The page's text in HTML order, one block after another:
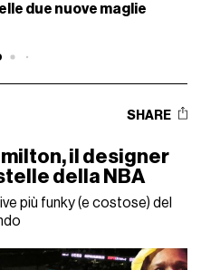
due nuove maglie
SHARE
il designer
della NBA
più funky (e costose) del